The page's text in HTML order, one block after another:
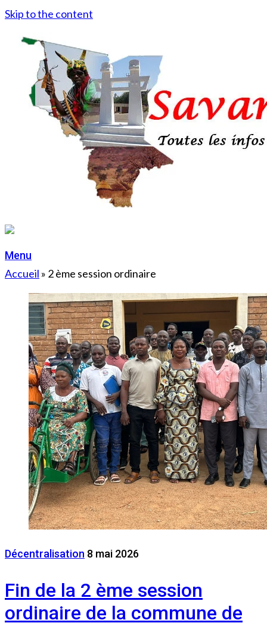
Skip to the content
Menu
Accueil » 2 ème session ordinaire
Décentralisation 8 mai 2026
Fin de la 2 ème session
ordinaire de la commune de